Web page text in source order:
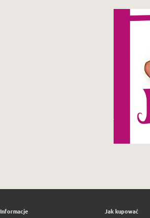
Informacje Jak kupować